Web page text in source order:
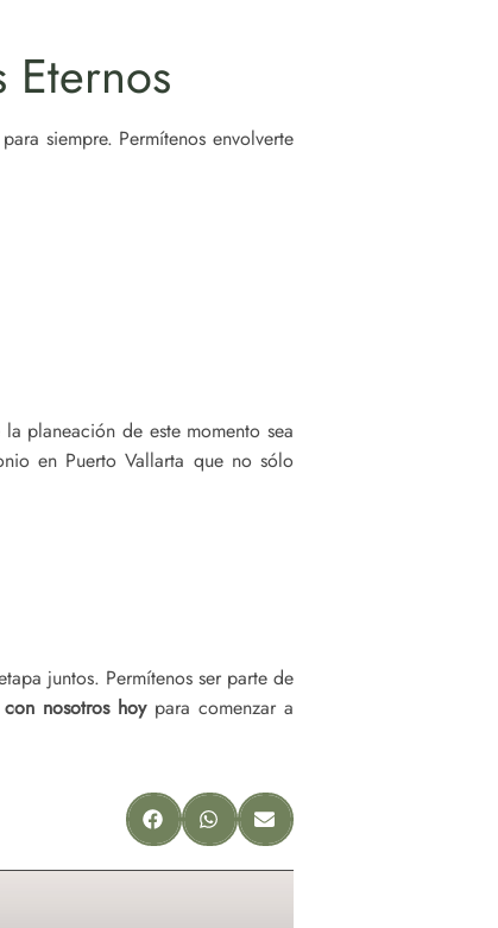
siempre. Permítenos envolverte
planeación de este momento sea
en Puerto Vallarta que no sólo
juntos. Permítenos ser parte de
nosotros hoypara comenzar a